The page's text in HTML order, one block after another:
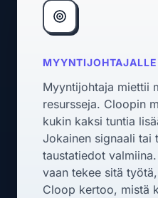
MYYNTIJOHTAJALLE
Myyntijohtaja miettii
resursseja. Cloopin
kukin kaksi tuntia
Jokainen signaali tai
taustatiedot
vaan tekee sitä
Cloop kertoo, mistä